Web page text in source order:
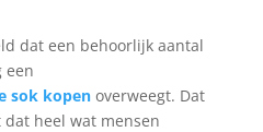
dat een behoorlijk aantal
een
sok kopenoverweegt. Dat
heel wat mensen